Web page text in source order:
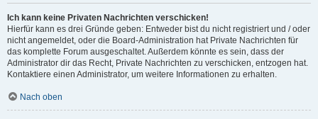
Ich kann keine Privaten Nachrichten verschicken!
Hierfür kann es drei Gründe geben: Entweder bist du nicht registriert und / oder
nicht angemeldet, oder die Board-Administration hat Private Nachrichten für
das komplette Forum ausgeschaltet. Außerdem könnte es sein, dass der
Administrator dir das Recht, Private Nachrichten zu verschicken, entzogen hat.
Kontaktiere einen Administrator, um weitere Informationen zu erhalten.
Nach oben